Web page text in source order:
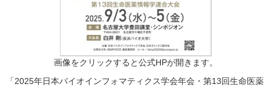
「2025年日本バイオインフォマティクス学会年会・第13回生命医薬
画像をクリックすると公式HPが開きます。